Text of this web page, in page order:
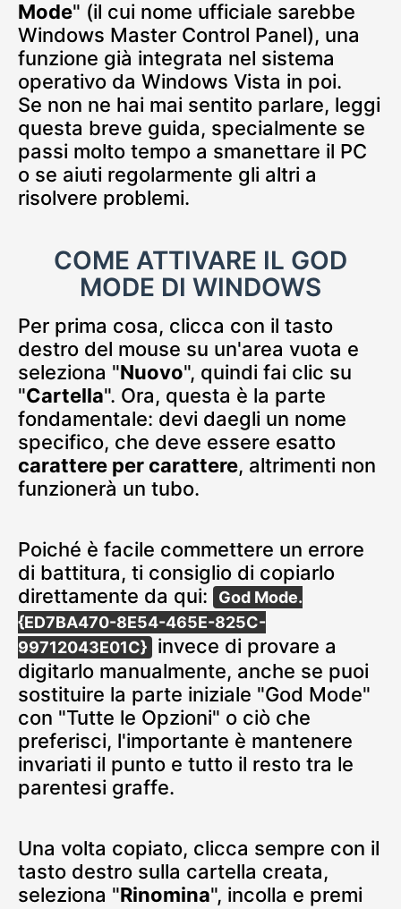
Mode" (il cui nome ufficiale sarebbe
Windows Master Control Panel), una
funzione già integrata nel sistema
operativo da Windows Vista in poi.
Se non ne hai mai sentito parlare, leggi
questa breve guida, specialmente se
passi molto tempo a smanettare il PC
o se aiuti regolarmente gli altri a
risolvere problemi.
COME ATTIVARE IL GOD
MODE DI WINDOWS
Per prima cosa, clicca con il tasto
destro del mouse su un'area vuota e
seleziona "Nuovo", quindi fai clic su
"Cartella". Ora, questa è la parte
fondamentale: devi daegli un nome
specifico, che deve essere esatto
carattere per carattere, altrimenti non
funzionerà un tubo.
Poiché è facile commettere un errore
di battitura, ti consiglio di copiarlo
direttamente da qui:
God Mode.
{ED7BA470-8E54-465E-825C-
99712043E01C}
invece di provare a
digitarlo manualmente, anche se puoi
sostituire la parte iniziale "God Mode"
con "Tutte le Opzioni" o ciò che
preferisci, l'importante è mantenere
invariati il punto e tutto il resto tra le
parentesi graffe.
Una volta copiato, clicca sempre con il
tasto destro sulla cartella creata,
seleziona "Rinomina", incolla e premi